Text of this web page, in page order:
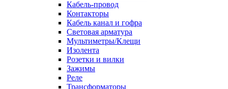
Кабель-провод
Контакторы
Кабель канал и гофра
Световая арматура
Мультиметры/Клещи
Изолента
Розетки и вилки
Зажимы
Реле
Трансформаторы